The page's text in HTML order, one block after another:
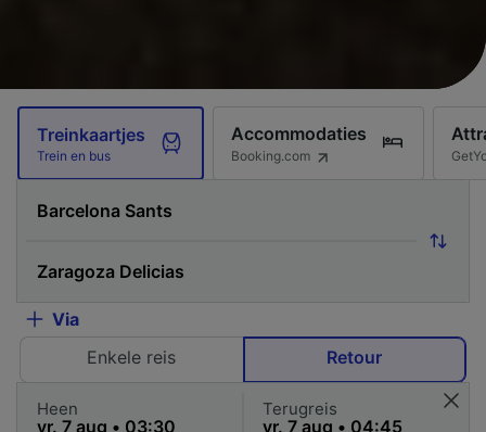
Treinkaartjes
Trein en bus
Accommodaties
Booking.com
Via
Enkele reis
Retour
Heen Terugreis